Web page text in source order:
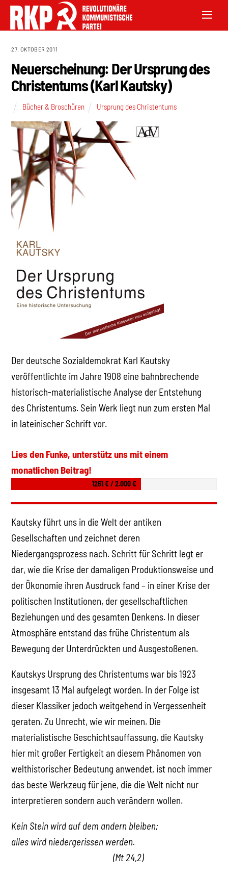
27. OKTOBER 2011
Neuerscheinung: Der Ursprung des
Christentums (Karl Kautsky)
Bücher & Broschüren Ursprung des Christentums
Der deutsche Sozialdemokrat Karl Kautsky
veröffentlichte im Jahre 1908 eine bahnbrechende
historisch-materialistische Analyse der Entstehung
des Christentums. Sein Werk liegt nun zum ersten Mal
in lateinischer Schrift vor.
Lies den Funke, unterstütz uns mit einem
monatlichen Beitrag!
1261 € / 2.000 €
Kautsky führt uns in die Welt der antiken
Gesellschaften und zeichnet deren
Niedergangsprozess nach. Schritt für Schritt legt er
dar, wie die Krise der damaligen Produktionsweise und
der Ökonomie ihren Ausdruck fand – in einer Krise der
politischen Institutionen, der gesellschaftlichen
Beziehungen und des gesamten Denkens. In dieser
Atmosphäre entstand das frühe Christentum als
Bewegung der Unterdrückten und Ausgestoßenen.
Kautskys Ursprung des Christentums war bis 1923
insgesamt 13 Mal aufgelegt worden. In der Folge ist
dieser Klassiker jedoch weitgehend in Vergessenheit
geraten. Zu Unrecht, wie wir meinen. Die
materialistische Geschichtsauffassung, die Kautsky
hier mit großer Fertigkeit an diesem Phänomen von
welthistorischer Bedeutung anwendet, ist noch immer
das beste Werkzeug für jene, die die Welt nicht nur
interpretieren sondern auch verändern wollen.
Kein Stein wird auf dem andern bleiben;
alles wird niedergerissen werden.
(Mt 24,2)